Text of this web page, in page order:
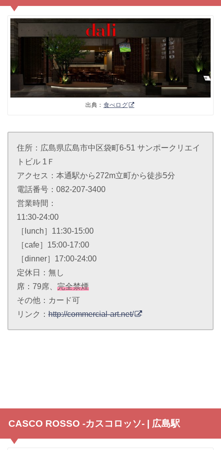
出典： 食べログ
住所：広島県広島市中区袋町6-51 サンポークリエイ
トビル 1Ｆ
アクセス：本通駅から272m立町から徒歩5分
電話番号：082-207-3400
営業時間：
11:30-24:00
［lunch］11:30-15:00
［cafe］15:00-17:00
［dinner］17:00-24:00
定休日：無し
席：79席、 完全禁煙
その他：カード可
リンク：http://commercial-art.net/
CASCO ROSSO -カスコロッソ- | 広島駅